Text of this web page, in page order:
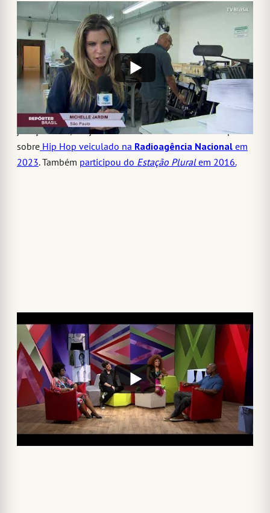
Personalidades
A semana tem, ainda, duas datas de figuras conhecidas
na música brasileira. No dia 3 de janeiro, o rapper Alex
Pereira Barbosa, conhecido como MV Bill, completa 50
anos.
Famoso também pelas contribuições no debate sobre
justiça social, ele já foi entrevistado em um série especial
sobre Hip Hop veiculado na Radioagência Nacional em
2023. Também participou do Estação Pluralem 2016.
No dia 4, a morte do cantor e compositor mineiro Nelson
Ned (famoso por canções como Tudo Passará) completa
10 anos.
A morte do “pequeno gigante da canção” teve
repercussão internacional e foi notícia naAgência
Brasil eTV Brasilna época.